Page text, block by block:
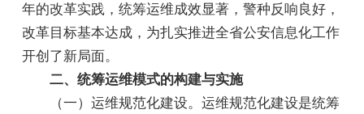
年的改革实践，统筹运维成效显著，警种反响良好，
改革目标基本达成，为扎实推进全省公安信息化工作
开创了新局面。
二、统筹运维模式的构建与实施
（一）运维规范化建设。运维规范化建设是统筹